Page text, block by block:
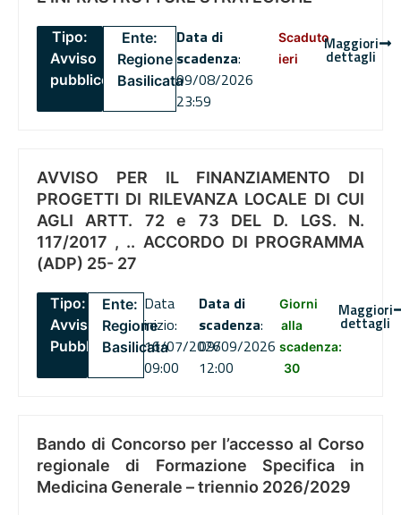
Tipo:
Avviso
pubblico
Ente:
Regione
Basilicata
Data di
scadenza:
09/08/2026
23:59
Scaduto
ieri
Maggiori
dettagli
AVVISO PER IL FINANZIAMENTO DI
PROGETTI DI RILEVANZA LOCALE DI CUI
AGLI ARTT. 72 e 73 DEL D. LGS. N.
117/2017 , .. ACCORDO DI PROGRAMMA
(ADP) 25- 27
Tipo:
Avviso
Pubblico
Ente:
Regione
Basilicata
Data
inizio:
16/07/2026
09:00
Data di
scadenza:
09/09/2026
12:00
Giorni
alla
scadenza:
30
Maggiori
dettagli
Bando di Concorso per l’accesso al Corso
regionale di Formazione Specifica in
Medicina Generale – triennio 2026/2029